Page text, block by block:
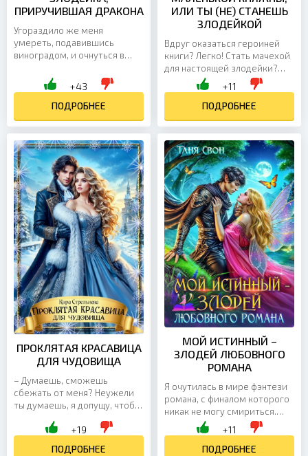
ПРИРУЧИВШАЯ ДРАКОНА
Угораздило же меня
умереть, подавившись
виноградом, и очнуться в
второстепенной злодейки из
популярной новеллы "Песнь
Лазурного...
+43
ПОДРОБНЕЕ
ИЛИ ТЫ (НЕ) СТАНЕШЬ
ЗЛОДЕЙКОЙ
Вдруг оказаться героиней
книги? Легко! Стать мачехой
для настоящей злодейки?
Проще простого! За шесть
лет семейной жизни мы с
мужем так и не смогли...
+11
ПОДРОБНЕЕ
ПРОКЛЯТАЯ КРАСАВИЦА
ДЛЯ ЧУДОВИЩА
– Думаешь, сможешь
сбежать от меня? Неужели
ты думаешь, я допущу, чтобы
княжна. Ты моя. Я никому
+19
ПОДРОБНЕЕ
МОЙ ИСТИННЫЙ –
ЗЛОДЕЙ ЛЮБОВНОГО
РОМАНА
Я очутилась в мире фэнтези
романа, с финалом которого
никак не могу смириться.
Местный принц – настоящее
чудовище. Его брак с
принцессой фей кончится...
+11
ПОДРОБНЕЕ